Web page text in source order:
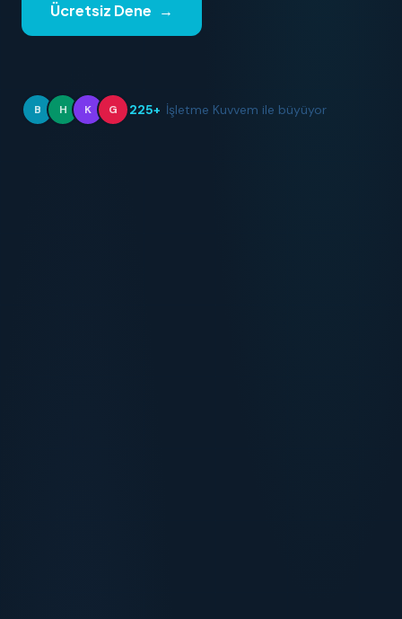
Ücretsiz Dene →
B H K G 225+ İşletme Kuvvem ile büyüyor